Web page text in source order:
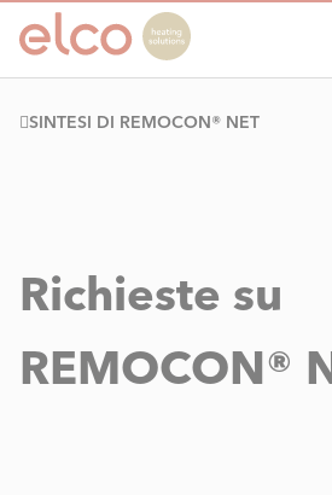
SINTESI DI REMOCON® NET
Richieste su
REMOCON®